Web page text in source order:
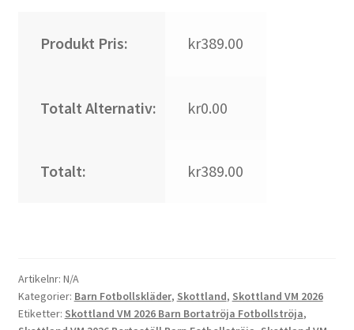
Produkt Pris: kr389.00
Totalt Alternativ: kr0.00
Totalt: kr389.00
Artikelnr: N/A
Kategorier: Barn Fotbollskläder, Skottland, Skottland VM 2026
Etiketter: Skottland VM 2026 Barn Bortatröja Fotbollströja,